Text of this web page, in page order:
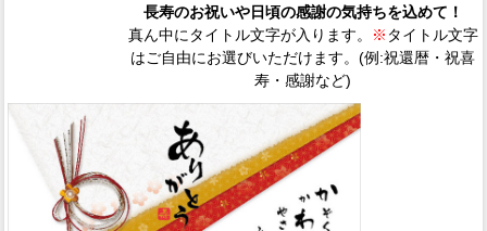
長寿のお祝いや日頃の感謝の気持ちを込めて！
真ん中にタイトル文字が入ります。
※ タイトル文字
はご自由にお選びいただけます。(例:祝還暦・祝喜
寿・感謝など)